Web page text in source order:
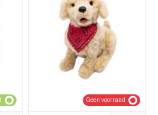
Geen voorraad